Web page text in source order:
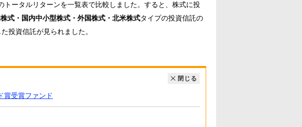
トータルリターンを一覧表で比較しました。すると、株式に投
式・国内中小型株式・外国株式・北米株式タイプの投資信託の
投資信託が見られました。
閉じる
賞受賞ファンド